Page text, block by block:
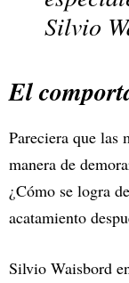
Silvio
El
Pareciera que las
manera de
¿Cómo se logra
acatamiento
Silvio Waisbord